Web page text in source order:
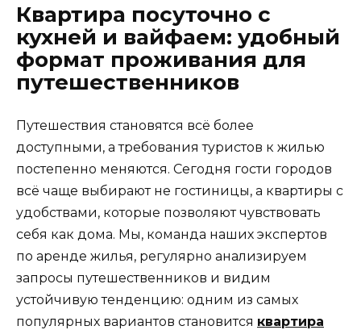
Квартира посуточно с
кухней и вайфаем: удобный
формат проживания для
путешественников
Путешествия становятся всё более
доступными, а требования туристов к жилью
постепенно меняются. Сегодня гости городов
всё чаще выбирают не гостиницы, а квартиры с
удобствами, которые позволяют чувствовать
себя как дома. Мы, команда наших экспертов
по аренде жилья, регулярно анализируем
запросы путешественников и видим
устойчивую тенденцию: одним из самых
популярных вариантов становится квартира